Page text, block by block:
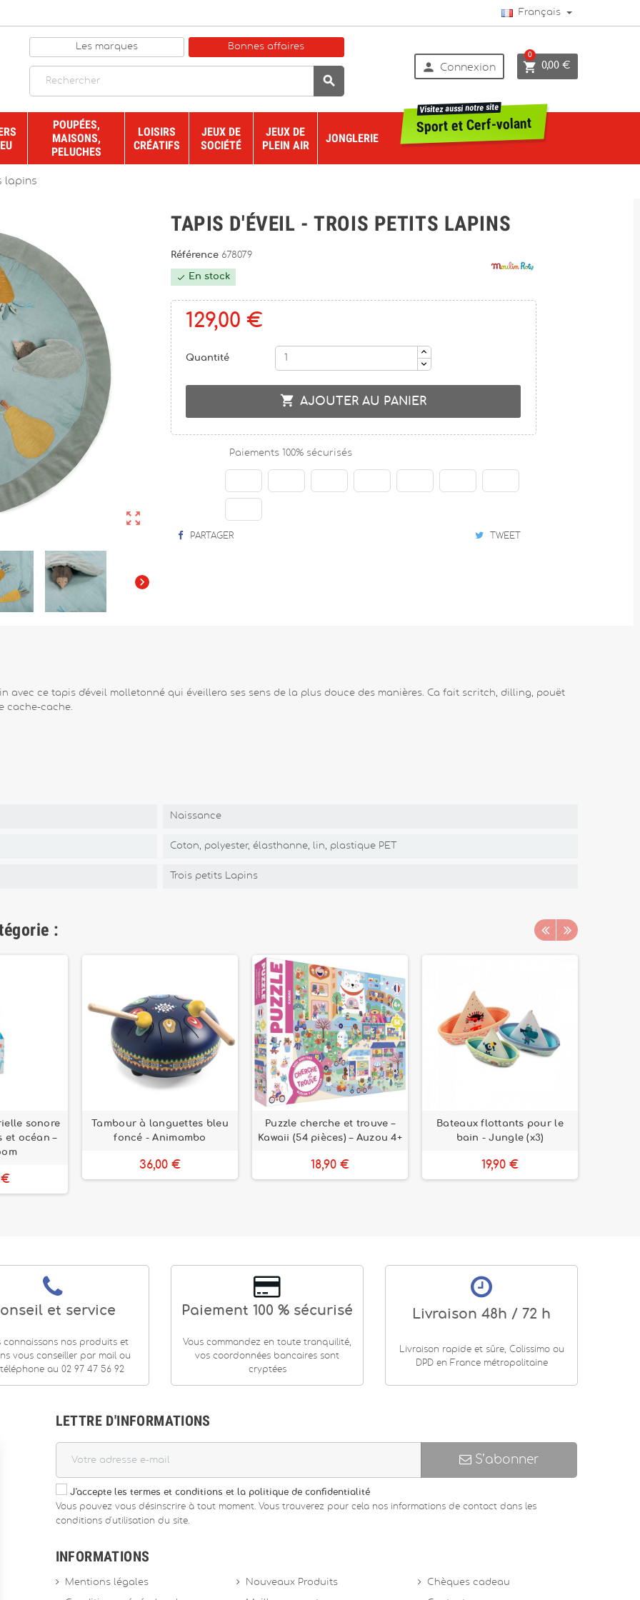
Français
Les marques Bonnes affaires

 Connexion  0,00 €
0
POUPÉES,
MAISONS,
PELUCHES
LOISIRS
CRÉATIFS
JEUX DE
SOCIÉTÉ
JEUX DE
PLEIN AIR
JONGLERIE
Sport et Cerf-volant
Visitez aussi notre site
lapins


TAPIS D'ÉVEIL - TROIS PETITS LAPINS
Référence 678079
 En stock
129,00 €
Quantité
 AJOUTER AU PANIER
Paiements 100% sécurisés
PARTAGER TWEET
avec ce tapis d'éveil molletonné qui éveillera ses sens de la plus douce des manières. Ca fait scritch, dilling, pouët
cache-cache.
Naissance
Coton, polyester, élasthanne, lin, plastique PET
Trois petits Lapins
:
sonore
et océan –
€
Tambour à languettes bleu
foncé - Animambo
36,00 €
Puzzle cherche et trouve –
Kawaii (54 pièces) – Auzou 4+
18,90 €
Bateaux flottants pour le
bain - Jungle (x3)
19,90 €
et service
connaissons nos produits et
vous conseiller par mail ou
au 02 97 47 56 92
Paiement 100 % sécurisé
Vous commandez en toute tranquilité,
vos coordonnées bancaires sont
cryptées
Livraison 48h / 72 h
Livraison rapide et sûre, Colissimo ou
DPD en France métropolitaine
LETTRE D'INFORMATIONS
S’abonner
J'accepte les termes et conditions et la politique de confidentialité
Vous pouvez vous désinscrire à tout moment. Vous trouverez pour cela nos informations de contact dans les
conditions d'utilisation du site.
INFORMATIONS
Mentions légales Nouveaux Produits Chèques cadeau